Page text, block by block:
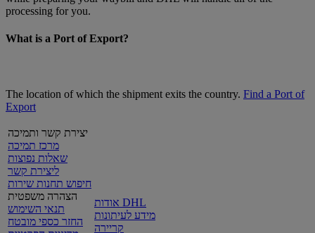
processing for you.
What is a Port of Export?
The location of which the shipment exits the country. Find a Port of
Export
יצירת קשר ותמיכה
מרכז תמיכה
שאלות נפוצות
ליצירת קשר
חיפוש תחנות שירות
הצהרה משפטית
תנאי השימוש
החזר כספי מובטח
אודות DHL
מידע לעיתונות
קריירה